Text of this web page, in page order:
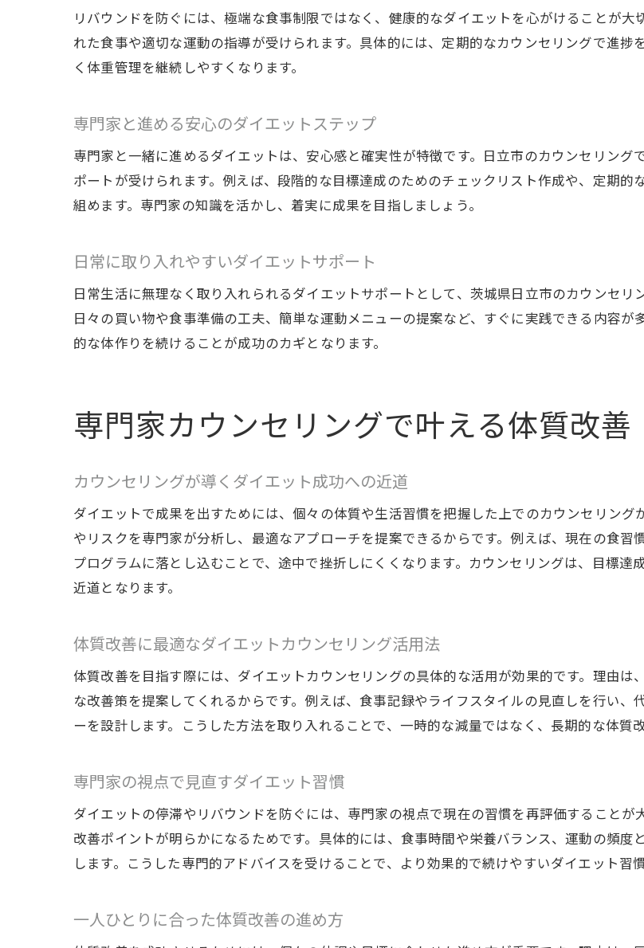
美しさと健康を両立するダイエット提
女性特有の悩みに寄り添うサポート体制
リバウンド防止に役立つ日立市カウンセリ
日立市の専門家が教えるリバウンド対策
カウンセリングを活かした長期ダイエ
科学的根拠に基づいたダイエット成功の秘訣
データに基づくダイエット習慣の改善策
体質分析を活かした個別ダイエット計画
科学的根拠で安心のダイエットサポート
個別カウンセリングで自分だけのプランを
個別カウンセリングが叶えるダイエッ
一人ひとりの悩みに応えるダイエット
自分の体質を活かしたダイエット方法の
目標達成を支える個別サポートの魅力
日立市で叶える理想のボディと美しい習慣
理想のボディラインへ導くダイエット
毎日に溶け込む美ボディ実現への近道
日立市で見つかるダイエット成功の秘
習慣化で叶う持続可能なダイエット法
リバウンドを防ぐには、極端な食事制限ではなく、健康的なダイエットを心がけることが
れた食事や適切な運動の指導が受けられます。具体的には、定期的なカウンセリングで進
く体重管理を継続しやすくなります。
専門家と進める安心のダイエットステップ
専門家と一緒に進めるダイエットは、安心感と確実性が特徴です。日立市のカウンセリン
ポートが受けられます。例えば、段階的な目標達成のためのチェックリスト作成や、定期
組めます。専門家の知識を活かし、着実に成果を目指しましょう。
日常に取り入れやすいダイエットサポート
日常生活に無理なく取り入れられるダイエットサポートとして、茨城県日立市のカウンセリ
日々の買い物や食事準備の工夫、簡単な運動メニューの提案など、すぐに実践できる内容
的な体作りを続けることが成功のカギとなります。
専門家カウンセリングで叶える体質改善
カウンセリングが導くダイエット成功への近道
ダイエットで成果を出すためには、個々の体質や生活習慣を把握した上でのカウンセリン
やリスクを専門家が分析し、最適なアプローチを提案できるからです。例えば、現在の食
プログラムに落とし込むことで、途中で挫折しにくくなります。カウンセリングは、目標
近道となります。
体質改善に最適なダイエットカウンセリング活用法
体質改善を目指す際には、ダイエットカウンセリングの具体的な活用が効果的です。理由
な改善策を提案してくれるからです。例えば、食事記録やライフスタイルの見直しを行い
ーを設計します。こうした方法を取り入れることで、一時的な減量ではなく、長期的な体質
専門家の視点で見直すダイエット習慣
ダイエットの停滞やリバウンドを防ぐには、専門家の視点で現在の習慣を再評価すること
改善ポイントが明らかになるためです。具体的には、食事時間や栄養バランス、運動の頻
します。こうした専門的アドバイスを受けることで、より効果的で続けやすいダイエット習
一人ひとりに合った体質改善の進め方